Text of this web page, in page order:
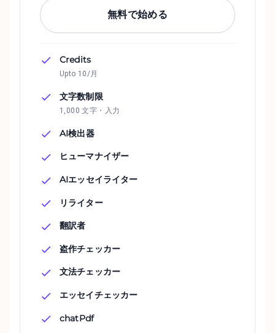
無料で始める
Credits
Upto 10/月
文字数制限
1,000 文字・入力
AI検出器
ヒューマナイザー
AIエッセイライター
リライター
翻訳者
盗作チェッカー
文法チェッカー
エッセイチェッカー
chatPdf